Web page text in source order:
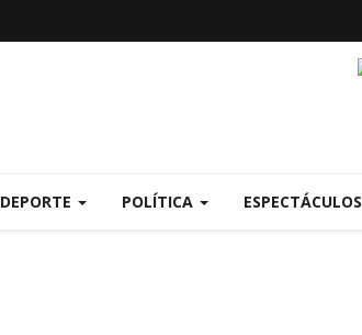
DEPORTE POLÍTICA ESPECTÁCULOS